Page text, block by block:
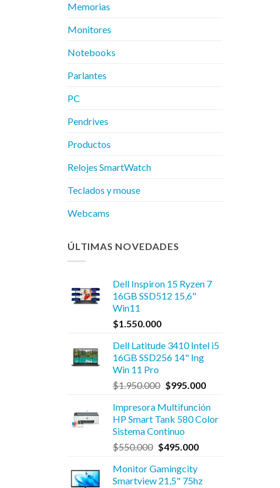
Memorias
Monitores
Notebooks
Parlantes
PC
Pendrives
Productos
Relojes SmartWatch
Teclados y mouse
Webcams
ÚLTIMAS NOVEDADES
Dell Inspiron 15 Ryzen 7
16GB SSD512 15,6"
Win11
$1.550.000
Dell Latitude 3410 Intel i5
16GB SSD256 14" Ing
Win 11 Pro
$1.950.000 El
original
era:
$1.950.000.
$995.000El
actual
es:
Impresora Multifunción
HP Smart Tank 580 Color
Sistema Continuo
$550.000 El
original
era:
$495.000El
es:
Monitor Gamingcity
Smartview 21,5" 75hz